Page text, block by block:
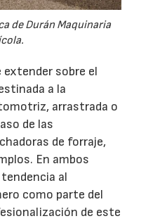
de Durán Maquinaria
extender sobre el
a la
arrastrada o
de las
de forraje,
En ambos
al
como parte del
de este